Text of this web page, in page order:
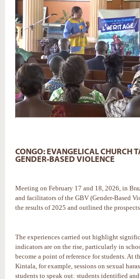
CONGO: EVANGELICAL CHURCH
GENDER-BASED VIOLENCE
Meeting on February 17 and 18, 2026, in
and facilitators of the GBV (Gender-Based
the results of 2025 and outlined the
The experiences carried out highlight
indicators are on the rise, particularly in
become a point of reference for students. At
Kintala, for example, sessions on sexual
students to speak out: students identified